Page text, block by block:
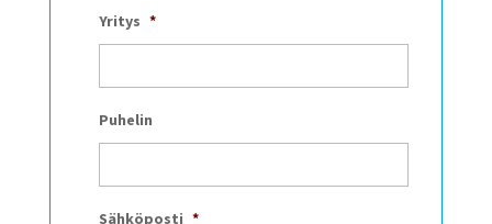
Yritys *
Puhelin
Sähköposti *